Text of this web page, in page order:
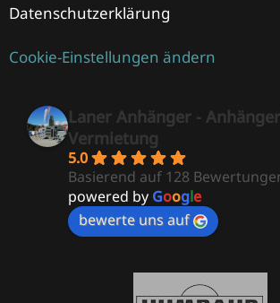
Datenschutzerklärung
Cookie-Einstellungen ändern
Laner Anhänger -
Vermietung
5.0
Basierend auf 128
powered by Google
bewerte uns auf